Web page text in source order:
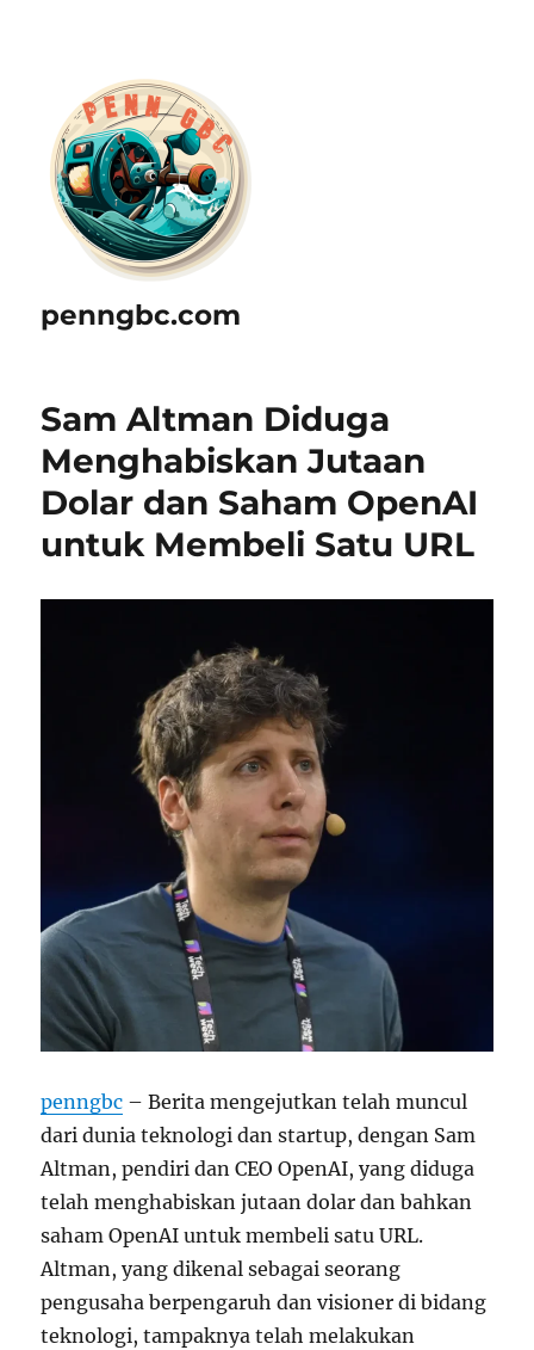
penngbc.com
Sam Altman Diduga
Menghabiskan Jutaan
Dolar dan Saham OpenAI
untuk Membeli Satu URL
penngbc – Berita mengejutkan telah muncul
dari dunia teknologi dan startup, dengan Sam
Altman, pendiri dan CEO OpenAI, yang diduga
telah menghabiskan jutaan dolar dan bahkan
saham OpenAI untuk membeli satu URL.
Altman, yang dikenal sebagai seorang
pengusaha berpengaruh dan visioner di bidang
teknologi, tampaknya telah melakukan